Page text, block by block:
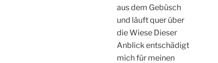
aus dem Gebüsch
und läuft quer über
die Wiese Dieser
Anblick entschädigt
mich für meinen